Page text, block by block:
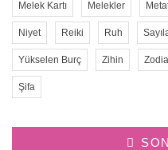
Melek Kartı Melekler
Niyet Reiki Ruh
Yükselen Burç Zihin
Şifa